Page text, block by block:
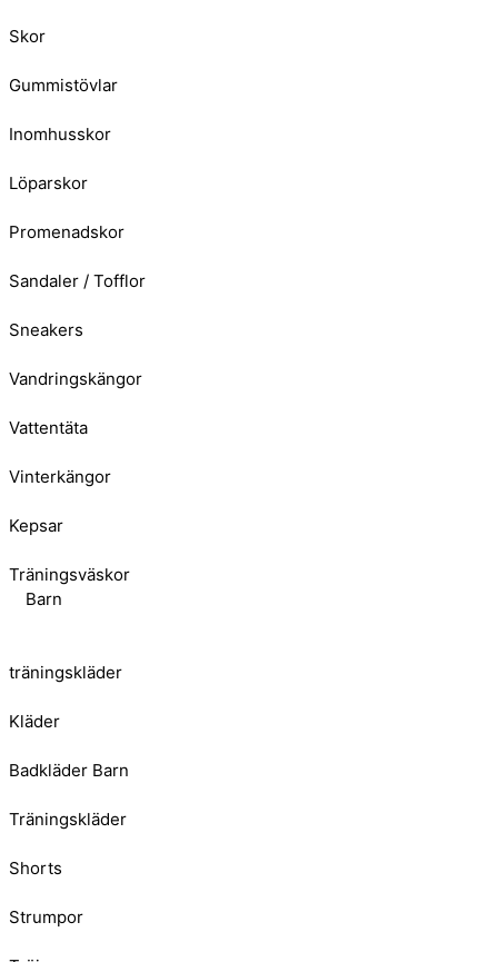
Skor
Gummistövlar
Inomhusskor
Löparskor
Promenadskor
Sandaler / Tofflor
Sneakers
Vandringskängor
Vattentäta
Vinterkängor
Kepsar
Träningsväskor
Barn
träningskläder
Kläder
Badkläder Barn
Träningskläder
Shorts
Strumpor